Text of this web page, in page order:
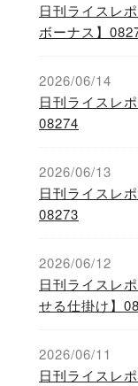
日刊ライスレ
ボーナス】
2026/06/14
日刊ライスレ
08274
2026/06/13
日刊ライスレ
08273
2026/06/12
日刊ライスレ
せる仕掛け】
2026/06/11
日刊ライスレ